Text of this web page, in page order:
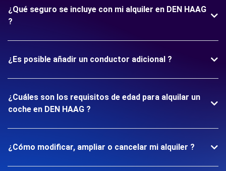
¿Qué seguro se incluye con mi alquiler en DEN HAAG
?
¿Es posible añadir un conductor adicional ?
¿Cuáles son los requisitos de edad para alquilar un
coche en DEN HAAG ?
¿Cómo modificar, ampliar o cancelar mi alquiler ?